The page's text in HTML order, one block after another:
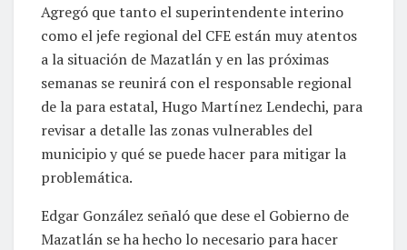
Agregó que tanto el superintendente interino
como el jefe regional del CFE están muy atentos
a la situación de Mazatlán y en las próximas
semanas se reunirá con el responsable regional
de la para estatal, Hugo Martínez Lendechi, para
revisar a detalle las zonas vulnerables del
municipio y qué se puede hacer para mitigar la
problemática.
Edgar González señaló que dese el Gobierno de
Mazatlán se ha hecho lo necesario para hacer